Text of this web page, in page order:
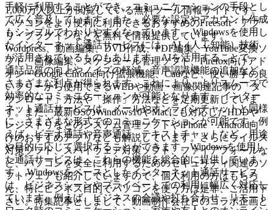
手軽に利用することができ、コミュニケーションの手段とし
て広く普及しています。また、必要な設定やアカウント作成
もシンプルでわかりやすくなっています。 Windowsを使用し
たインターネット通話サービスには、AI（人工知能）技術
が活用されているものもあります。AIを活用することで、
通話品質の向上やノイズの軽減、音声認識機能の追加など、
さまざまな利点が得られます。これにより、よりスムーズで
効率的なコミュニケーションが可能となります。 インター
ネット通話サービスは、メールやオンラインチャットと同様
に、さまざまな形式でのコミュニケーションが可能です。例
えば、ビデオ通話や音声通話、テキストチャットなど、用途
や目的に応じて選択することができます。Windowsを使用し
た通話サービスは、これらの機能を総合的に提供していま
す。 Windowsをベースとしたインターネット通話サービス
は、ビジネスシーンやプライベートでの利用に幅広く対応し
ています。例えば、ビジネスの会議や打ち合わせ、リモート
1,000万人以上が閲覧している無料ツール情報サイトです。
パソコンをより便利に利用できるおすすめのFreesoft・アプ
リ・プラグインなどを無料で情報提供しています。
Wordpress、動画編集、DVD作成、PDF編集、YouTube変換ソ
フト、画像編集、スケジュール管理ソフト、Firefox向けアド
オン・Google Chrome向け拡張機能、Cadなど、使い勝手の良
いフリーから使用できるWEBや動画・画像関連記事の「ダ
ウンロード」方法や「操作」方法などを定期更新していま
す。また、最新OSのWindows10やMacにも対応したHDDや
レジストリなどのシステム管理ソフトやiPhone・Android向
けのおすすめアプリなども解説しています。さらにウイルス
対策ソフト、スパイウェア対策ソフト、ファイアフォールな
ど、パソコンを安全に利用するためのセキュリティ関連のソ
フトウェアも紹介していますので、個人利用の方はもちろ
ん、特にビジネス目的でパソコンを使う方は是非、ご活用下
さい。特集記事としまして、動画制作会社とのコラボ企画と